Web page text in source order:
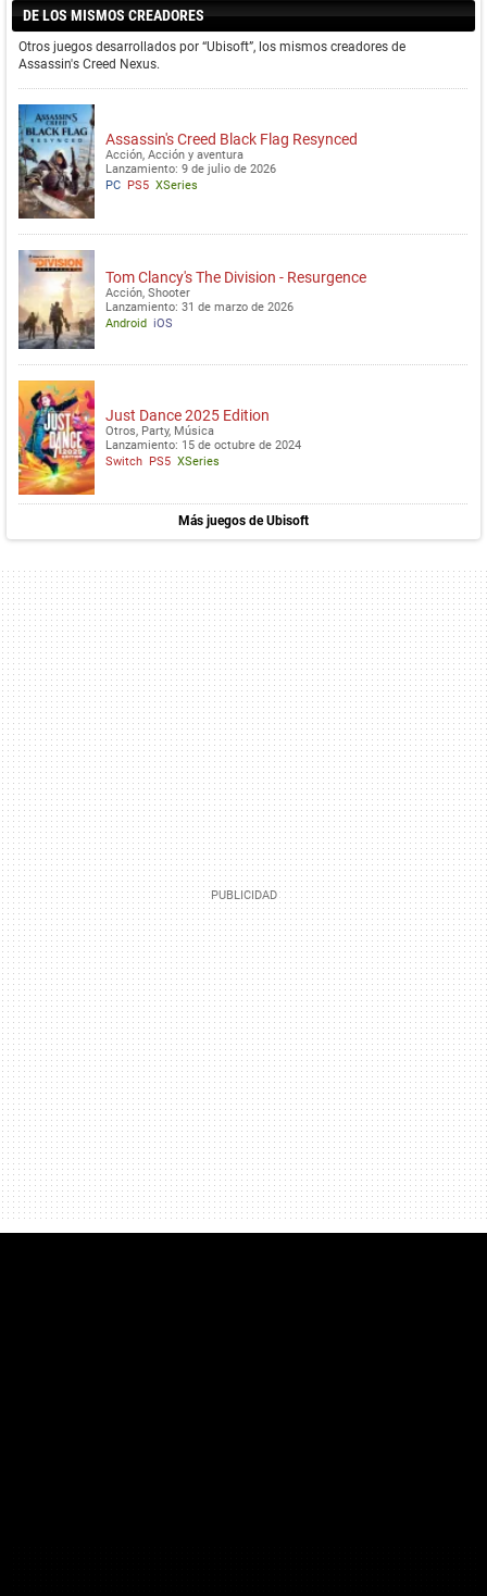
DE LOS MISMOS CREADORES
Otros juegos desarrollados por “Ubisoft”, los mismos creadores de
Assassin's Creed Nexus.
Assassin's Creed Black Flag Resynced
Acción, Acción y aventura
Lanzamiento: 9 de julio de 2026
PC PS5 XSeries
Tom Clancy's The Division - Resurgence
Acción, Shooter
Lanzamiento: 31 de marzo de 2026
Android iOS
Just Dance 2025 Edition
Otros, Party, Música
Lanzamiento: 15 de octubre de 2024
Switch PS5 XSeries
Más juegos de Ubisoft